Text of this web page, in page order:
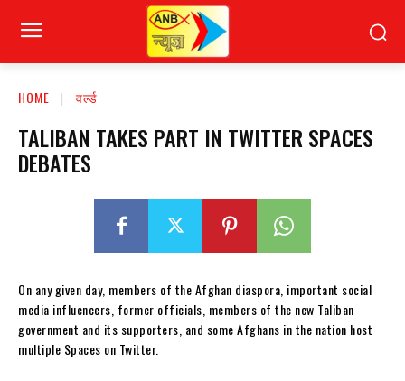
HOME वर्ल्ड
TALIBAN TAKES PART IN TWITTER SPACES
DEBATES
On any given day, members of the Afghan diaspora, important social
media influencers, former officials, members of the new Taliban
government and its supporters, and some Afghans in the nation host
multiple Spaces on Twitter.